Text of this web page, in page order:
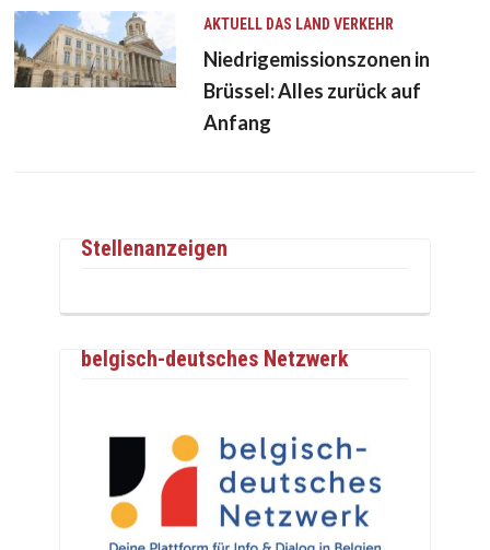
AKTUELL DAS LAND VERKEHR
Niedrigemissionszonen in
Brüssel: Alles zurück auf
Anfang
Stellenanzeigen
belgisch-deutsches Netzwerk